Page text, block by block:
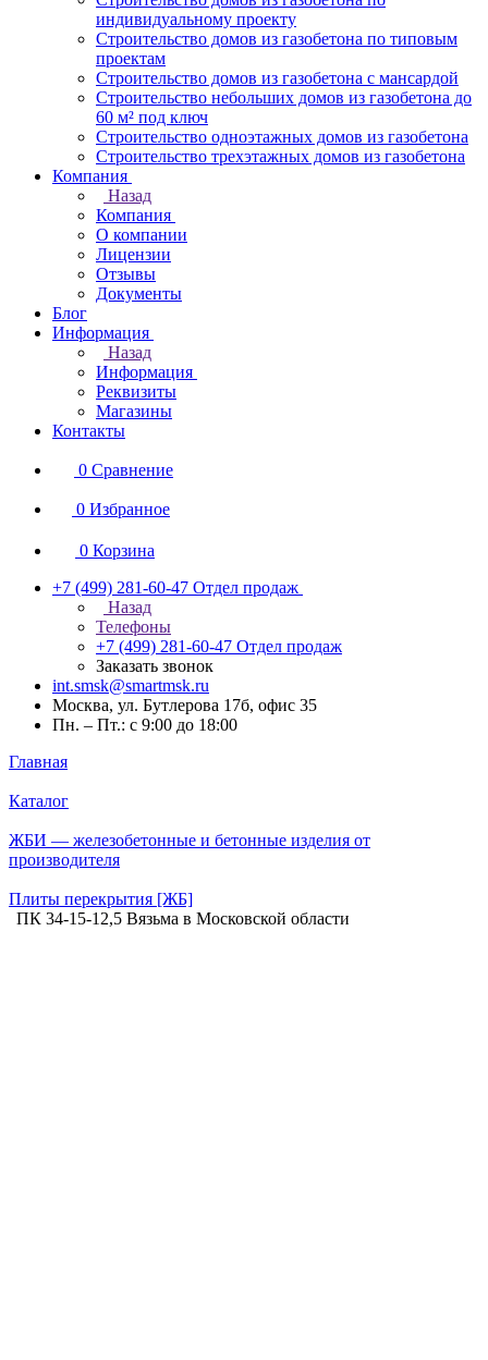
индивидуальному проекту
Строительство домов из газобетона по типовым
проектам
Строительство домов из газобетона с мансардой
Строительство небольших домов из газобетона до
60 м² под ключ
Строительство одноэтажных домов из газобетона
Строительство трехэтажных домов из газобетона
Компания
Назад
Компания
О компании
Лицензии
Отзывы
Документы
Блог
Информация
Назад
Информация
Реквизиты
Магазины
Контакты
0 Сравнение
0 Избранное
0 Корзина
+7 (499) 281-60-47 Отдел продаж
Назад
Телефоны
+7 (499) 281-60-47 Отдел продаж
Заказать звонок
int.smsk@smartmsk.ru
Москва, ул. Бутлерова 17б, офис 35
Пн. – Пт.: с 9:00 до 18:00
Главная
Каталог
ЖБИ — железобетонные и бетонные изделия от
производителя
Плиты перекрытия [ЖБ]
ПК 34-15-12,5 Вязьма в Московской области